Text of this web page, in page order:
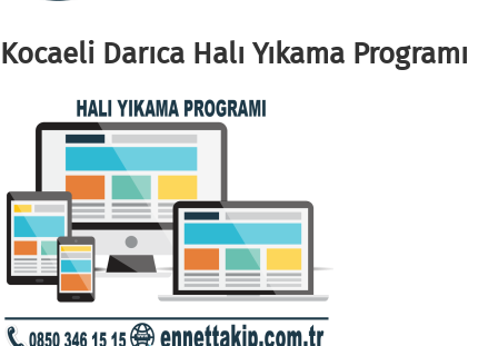
Kocaeli Darıca Halı Yıkama Programı